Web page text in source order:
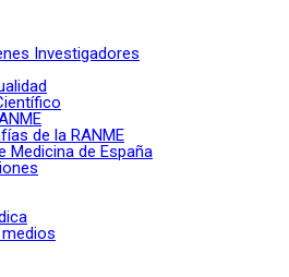
Investigadores
de la RANME
Medicina de España